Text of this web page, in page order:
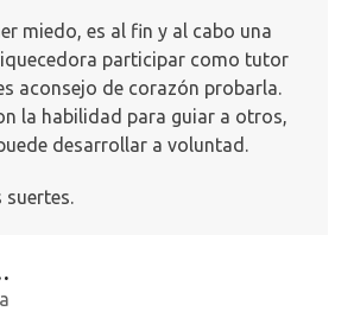
miedo, es al fin y al cabo una
participar como tutor
aconsejo de corazón probarla.
la habilidad para guiar a otros,
desarrollar a voluntad.
suertes.
P.